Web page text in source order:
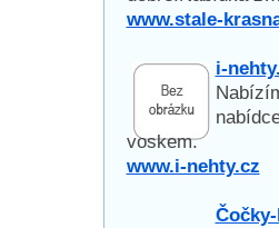
www.stale-
i-
voskem.
www.i-nehty.cz